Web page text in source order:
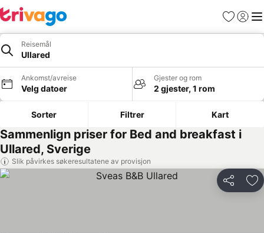
Favoritter
Logg
Reisemål
Ullared
Ankomst/avreise
Velg datoer
Gjester og rom
2 gjester, 1 rom
Sorter Filtrer Kart
Sammenlign priser for Bed and breakfast i
Ullared, Sverige
Slik påvirkes søkeresultatene av provisjon
Del